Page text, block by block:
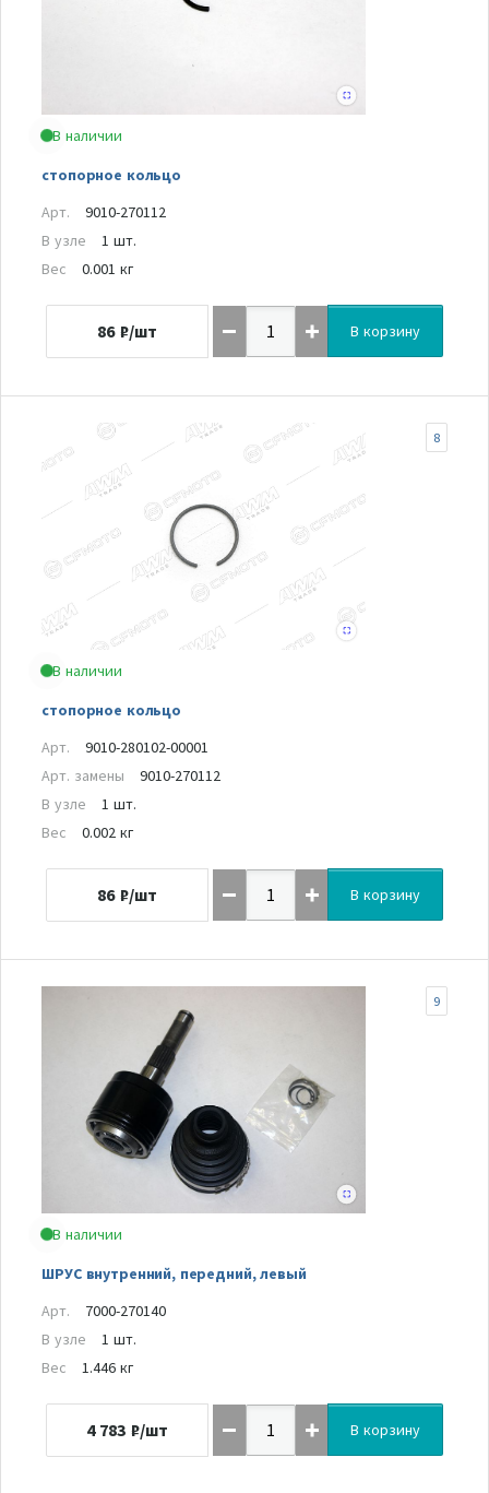
В наличии
стопорное кольцо
Арт.
9010-270112
В узле
1 шт.
Вес
0.001 кг
86 ₽/шт В корзину
В наличии
стопорное кольцо
8
Арт.
9010-280102-00001
Арт. замены
9010-270112
В узле
1 шт.
Вес
0.002 кг
86 ₽/шт В корзину
В наличии
ШРУС внутренний, передний, левый
9
Арт.
7000-270140
В узле
1 шт.
Вес
1.446 кг
4 783 ₽/шт В корзину